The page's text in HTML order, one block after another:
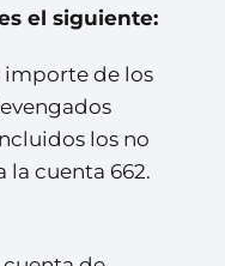
el siguiente:
importe de los
los no
la cuenta 662.